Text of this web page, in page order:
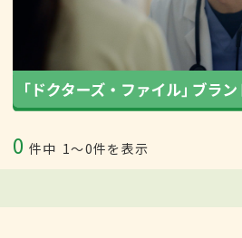
0 件中 1〜0件を表示